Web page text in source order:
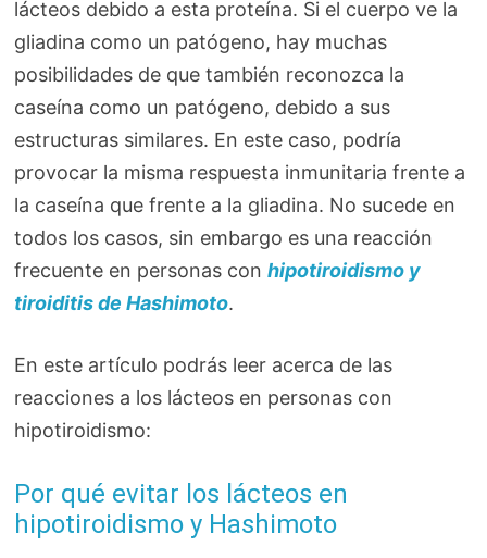
lácteos debido a esta proteína. Si el cuerpo ve la
gliadina como un patógeno, hay muchas
posibilidades de que también reconozca la
caseína como un patógeno, debido a sus
estructuras similares. En este caso, podría
provocar la misma respuesta inmunitaria frente a
la caseína que frente a la gliadina. No sucede en
todos los casos, sin embargo es una reacción
frecuente en personas conhipotiroidismo y
tiroiditis de Hashimoto.
En este artículo podrás leer acerca de las
reacciones a los lácteos en personas con
hipotiroidismo:
Por qué evitar los lácteos en
hipotiroidismo y Hashimoto